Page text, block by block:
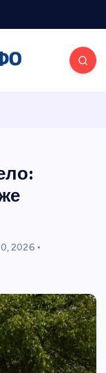
2026